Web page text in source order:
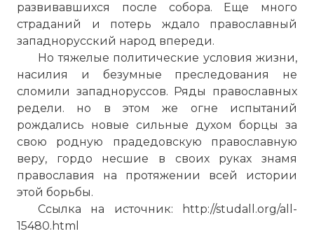
развивавшихся после собора. Еще много
страданий и потерь ждало православный
западнорусский народ впереди.
Но тяжелые политические условия жизни,
насилия и безумные преследования не
сломили западноруссов. Ряды православных
редели. но в этом же огне испытаний
рождались новые сильные духом борцы за
свою родную прадедовскую православную
веру, гордо несшие в своих руках знамя
православия на протяжении всей истории
этой борьбы.
Ссылка на источник: http://studall.org/all-
15480.html